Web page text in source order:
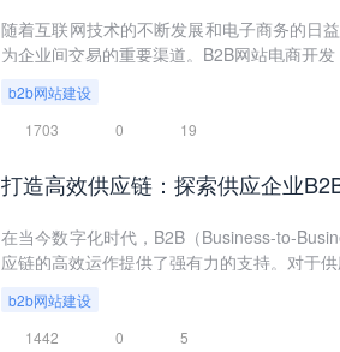
随着互联网技术的不断发展和电子商务的日
为企业间交易的重要渠道。B2B网站电商开
B2B网站电商开发的核心要素、技术挑战、
电商开发指南，助力企业在激烈的市场竞争中
b2b网站建设
1703
0 19
打造高效供应链：探索供应企业
在当今数字化时代，B2B（Business-to-
应链的高效运作提供了强有力的支持。对于
讨供应企业B2B网站搭建的重要性、关键要
全面、系统的指导框架。
b2b网站建设
1442
0 5